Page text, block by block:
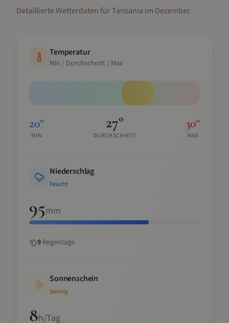
Detaillierte Wetterdaten fürTansania im Dezember
Temperatur
Min / Durchschnitt / Max
20°
MIN
27°
DURCHSCHNITT
30°
MAX
Niederschlag
Feucht
95mm
9 Regentage
Sonnenschein
Sonnig
8h/Tag